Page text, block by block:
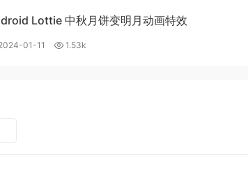
Lottie 中秋月饼变明月动画特效
01-11 1.53k